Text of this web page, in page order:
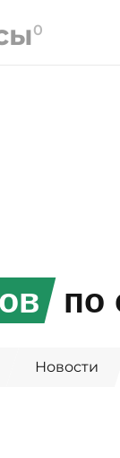
0
по
Новости